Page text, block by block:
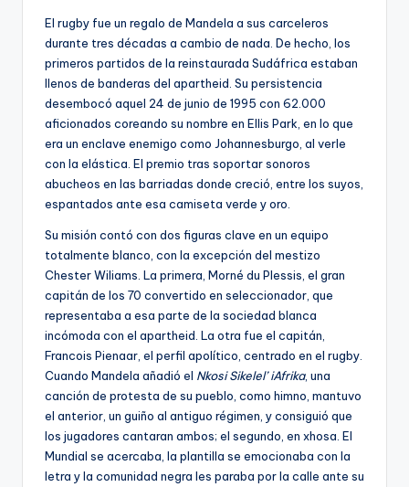
El rugby fue un regalo de Mandela a sus carceleros
durante tres décadas a cambio de nada. De hecho, los
primeros partidos de la reinstaurada Sudáfrica estaban
llenos de banderas del apartheid. Su persistencia
desembocó aquel 24 de junio de 1995 con 62.000
aficionados coreando su nombre en Ellis Park, en lo que
era un enclave enemigo como Johannesburgo, al verle
con la elástica. El premio tras soportar sonoros
abucheos en las barriadas donde creció, entre los suyos,
espantados ante esa camiseta verde y oro.
Su misión contó con dos figuras clave en un equipo
totalmente blanco, con la excepción del mestizo
Chester Wiliams. La primera, Morné du Plessis, el gran
capitán de los 70 convertido en seleccionador, que
representaba a esa parte de la sociedad blanca
incómoda con el apartheid. La otra fue el capitán,
Francois Pienaar, el perfil apolítico, centrado en el rugby.
Cuando Mandela añadió el Nkosi Sikelel’ iAfrika, una
canción de protesta de su pueblo, como himno, mantuvo
el anterior, un guiño al antiguo régimen, y consiguió que
los jugadores cantaran ambos; el segundo, en xhosa. El
Mundial se acercaba, la plantilla se emocionaba con la
letra y la comunidad negra les paraba por la calle ante su